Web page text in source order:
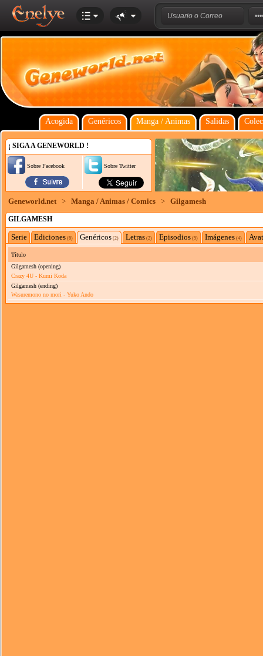
Acogida Genéricos Manga / Animas Salidas
¡ SIGA A GENEWORLD !
Sobre Facebook Sobre Twitter
Geneworld.net > Manga / Animas / Comics > Gilgamesh
GILGAMESH
Serie Ediciones (6) Genéricos (2) Letras (2) Episodios (5) Imágenes (4)
Título
Gilgamesh (opening)
Crazy 4U - Kumi Koda
Gilgamesh (ending)
Wasuremono no mori - Yuko Ando